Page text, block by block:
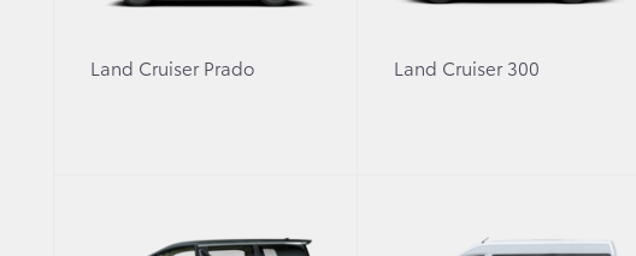
Land Cruiser Prado Land Cruiser 300